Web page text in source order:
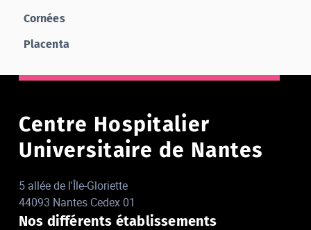
Cornées
Placenta
Centre Hospitalier
Universitaire de Nantes
5 allée de l'Île-Gloriette
44093 Nantes Cedex 01
Nos différents établissements